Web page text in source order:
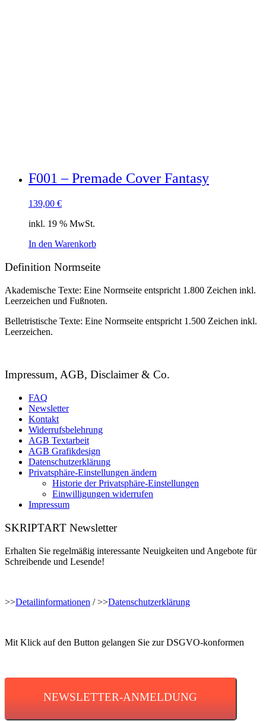
F001 – Premade Cover Fantasy
139,00 €
inkl. 19 % MwSt.
In den Warenkorb
Definition Normseite
Akademische Texte: Eine Normseite entspricht 1.800 Zeichen inkl.
Leerzeichen und Fußnoten.
Belletristische Texte: Eine Normseite entspricht 1.500 Zeichen inkl.
Leerzeichen.
Impressum, AGB, Disclaimer & Co.
FAQ
Newsletter
Kontakt
Widerrufsbelehrung
AGB Textarbeit
AGB Grafikdesign
Datenschutzerklärung
Privatsphäre-Einstellungen ändern
Historie der Privatsphäre-Einstellungen
Einwilligungen widerrufen
Impressum
SKRIPTART Newsletter
Erhalten Sie regelmäßig interessante Neuigkeiten und Angebote für
Schreibende und Lesende!
>>Detailinformationen / >>Datenschutzerklärung
Mit Klick auf den Button gelangen Sie zur DSGVO-konformen
NEWSLETTER-ANMELDUNG